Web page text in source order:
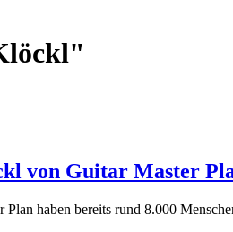
von Guitar Master
haben bereits rund 8.000